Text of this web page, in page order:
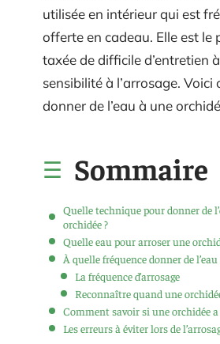
utilisée en intérieur qui est
offerte en cadeau. Elle est le
taxée de difficile d’entretien
sensibilité à l’arrosage. Voici
donner de l’eau à une
Sommaire
Quelle technique pour donner de
orchidée ?
Quelle eau pour arroser une
À quelle fréquence donner de
La fréquence d’arrosage
Reconnaître quand une
Comment savoir si une orchidée a
Les erreurs à éviter lors de